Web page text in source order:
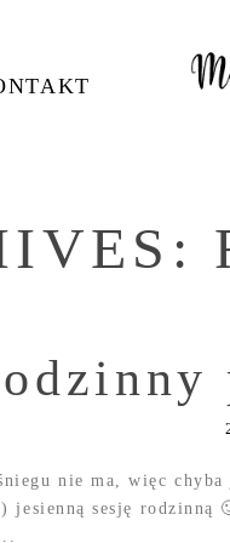
nie ma, więc
jesienną sesję